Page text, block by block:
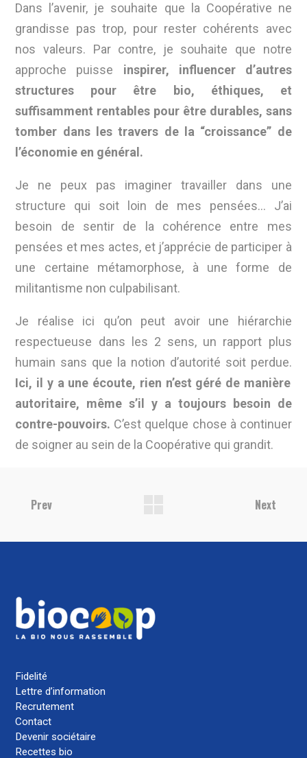
Dans l’avenir, je souhaite que la Coopérative ne
grandisse pas trop, pour rester cohérents avec
nos valeurs. Par contre,
je souhaite que notre
approche puisse inspirer, influencer d’autres
structures pour être bio, éthiques, et
suffisamment rentables pour être durables, sans
tomber dans les travers de la “croissance” de
l’économie en général.
Je ne peux pas imaginer travailler dans une
structure qui soit loin de mes pensées… J’ai
besoin de sentir de la cohérence entre mes
pensées et mes actes, et j’apprécie de participer à
une certaine métamorphose, à une forme de
militantisme non culpabilisant.
Je réalise ici qu’on peut avoir une hiérarchie
respectueuse dans les 2 sens, un rapport plus
humain sans que la notion d’autorité soit perdue.
Ici, il y a une écoute, rien n’est géré de manière
autoritaire, même s’il y a toujours besoin de
contre-pouvoirs. C’est quelque chose à continuer
de soigner au sein de la Coopérative qui grandit.
Prev Next
Fidelité
Lettre d’information
Recrutement
Contact
Devenir sociétaire
Recettes bio